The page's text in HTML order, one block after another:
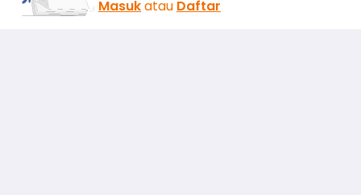
Masukatau Daftar